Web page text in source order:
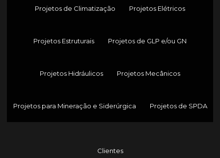
Projetos de Climatização Projetos Elétricos
Projetos Estruturais Projetos de GLP e/ou GN
Projetos Hidráulicos Projetos Mecânicos
Projetos para Mineração e Siderúrgica Projetos de SPDA
Clientes